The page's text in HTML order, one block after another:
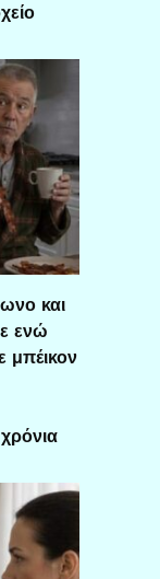
και
ενώ
μπέικον